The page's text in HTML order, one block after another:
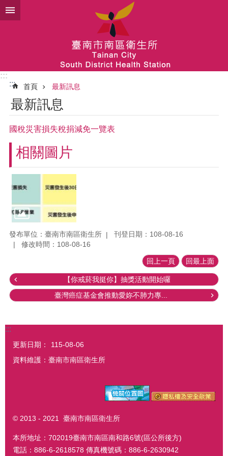
跳到主要內容區塊
:::
:::
首頁 最新訊息
最新訊息
國稅災害損失稅捐減免一覽表
相關圖片
發布單位：臺南市南區衛生所
刊登日期：108-08-16
修改時間：108-08-16
回上一頁 回最上面
【你戒菸我挺你】抽獎活動開始囉
臺灣癌症基金會推動愛妳不肺力專...
:::
更新日期：
115-08-06
資料維護：臺南市南區衛生所
© 2013 - 2021 臺南市南區衛生所
本所地址：702019臺南市南區南和路6號(區公所後方)
電話：886-6-2618578 傳真機號碼：886-6-2630942